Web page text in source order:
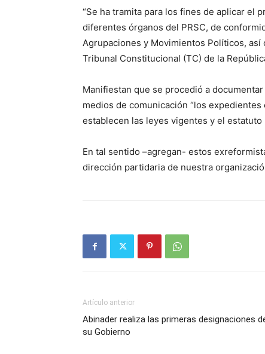
“Se ha tramita para los fines de aplicar el
diferentes órganos del PRSC, de
Agrupaciones y Movimientos Políticos,
Tribunal Constitucional (TC) de la
Manifiestan que se procedió a
medios de comunicación “los
establecen las leyes vigentes y el estatuto
En tal sentido –agregan- estos
dirección partidaria de nuestra
Artículo anterior
Abinader realiza las primeras designaciones
su Gobierno